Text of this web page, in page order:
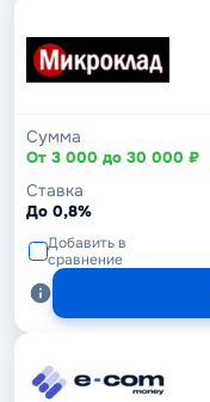
Сумма
От 3 000 до 30 000 ₽
Ставка
До 0,8%
Добавить в
сравнение